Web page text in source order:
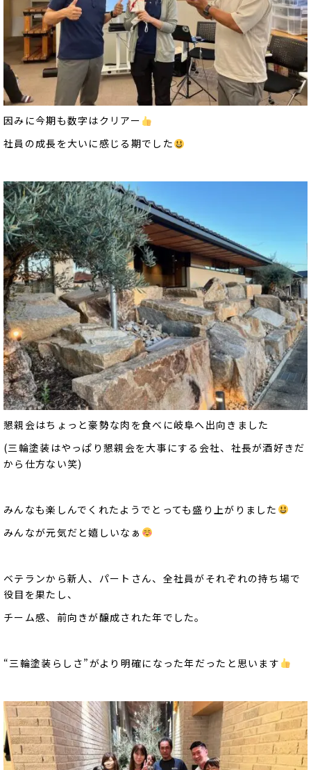
因みに今期も数字はクリアー
社員の成長を大いに感じる期でした
懇親会はちょっと豪勢な肉を食べに岐阜へ出向きました
(三輪塗装はやっぱり懇親会を大事にする会社、社長が酒好きだ
から仕方ない笑)
みんなも楽しんでくれたようでとっても盛り上がりました
みんなが元気だと嬉しいなぁ
ベテランから新人、パートさん、全社員がそれぞれの持ち場で
役目を果たし、
チーム感、前向きが醸成された年でした。
“三輪塗装らしさ”がより明確になった年だったと思います